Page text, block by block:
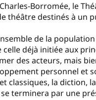
Borromée, le
théâtre destinés à un
de la
déjà initiée aux
des acteurs, mais
personnel et
classiques, la diction,
se terminera par une